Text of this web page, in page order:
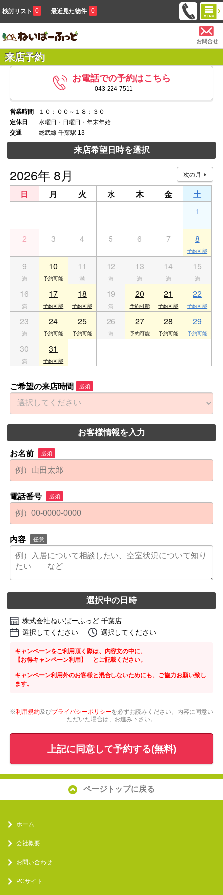
検討リスト 0 最近見た物件 0
お問合せ
来店予約
お電話での予約はこちら
043-224-7511
営業時間
１０：００～１８：３０
定休日
水曜日・日曜日・年末年始
交通
総武線 千葉駅 13
来店希望日時を選択
2026年 8月
日 月 火 水 木 金
土
1
2 3 4 5 6 7 8
9 10 11 12 13 14 15
16 17 18 19 20 21 22
23 24 25 26 27 28 29
30 31
ご希望の来店時間 必須
お客様情報を入力
お名前 必須
電話番号 必須
内容 任意
選択中の日時
株式会社ねいばーふっど 千葉店
選択してください
選択してください
キャンペーンをご利用頂く際は、内容文の中に、
【お得キャンペーン利用】 とご記載ください。
キャンペーン利用外のお客様と混合しないためにも、ご協力お願い致し
ます。
※利用規約及びプライバシーポリシーを必ずお読みください。内容に同意い
ただいた場合は、お進み下さい。
上記に同意して予約する(無料)
ページトップに戻る
ホーム
会社概要
お問い合わせ
PCサイト